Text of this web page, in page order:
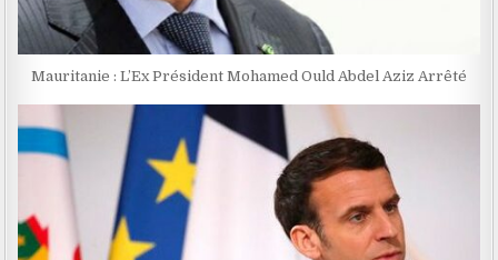
Mauritanie : L’Ex Président Mohamed Ould Abdel Aziz Arrêté